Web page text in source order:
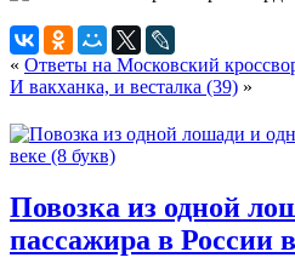
« Ответы на Московский
И вакханка, и весталка (39) »
Повозка из одной
пассажира в России